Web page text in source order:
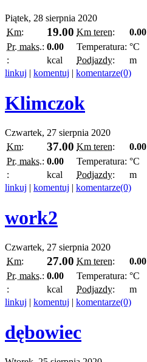
Piątek, 28 sierpnia 2020
Km:
19.00 Km teren: 0.00
Pr. maks.: 0.00 Temperatura: °C
:
kcal Podjazdy: m
linkuj | komentuj | komentarze(0)
Klimczok
Czwartek, 27 sierpnia 2020
Km:
37.00 Km teren: 0.00
Pr. maks.: 0.00 Temperatura: °C
:
kcal Podjazdy: m
linkuj | komentuj | komentarze(0)
work2
Czwartek, 27 sierpnia 2020
Km:
27.00 Km teren: 0.00
Pr. maks.: 0.00 Temperatura: °C
:
kcal Podjazdy: m
linkuj | komentuj | komentarze(0)
dębowiec